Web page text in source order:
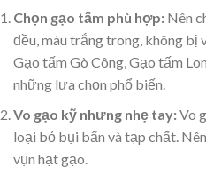
Chọn gạo tấm phù hợp: Nên
đều, màu trắng trong, không bị
Gạo tấm Gò Công, Gạo tấm
những lựa chọn phổ biến.
Vo gạo kỹ nhưng nhẹ tay:Vo
loại bỏ bụi bẩn và tạp chất.
vụn hạt gạo.